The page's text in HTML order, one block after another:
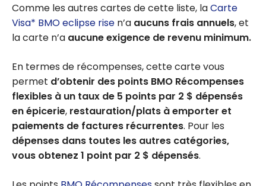
Comme les autres cartes de cette liste, laCarte
Visa* BMO eclipse rise n’a aucuns frais annuels, et
la carte n’a aucune exigence de revenu minimum.
En termes de récompenses, cette carte vous
permet d’obtenir des points BMO Récompenses
flexibles à un taux de 5 points par 2 $ dépensés
en épicerie, restauration/plats à emporter et
paiements de factures récurrentes. Pour les
dépenses dans toutes les autres catégories,
vous obtenez 1 point par 2 $ dépensés.